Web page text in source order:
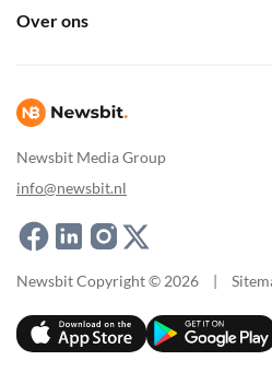
Newsbit Media Group
info@newsbit.nl
Over ons
Newsbit Copyright © 2026 |